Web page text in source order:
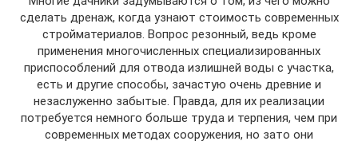
сделать дренаж, когда узнают стоимость современных
стройматериалов. Вопрос резонный, ведь кроме
применения многочисленных специализированных
приспособлений для отвода излишней воды с участка,
есть и другие способы, зачастую очень древние и
незаслуженно забытые. Правда, для их реализации
потребуется немного больше труда и терпения, чем при
современных методах сооружения, но зато они